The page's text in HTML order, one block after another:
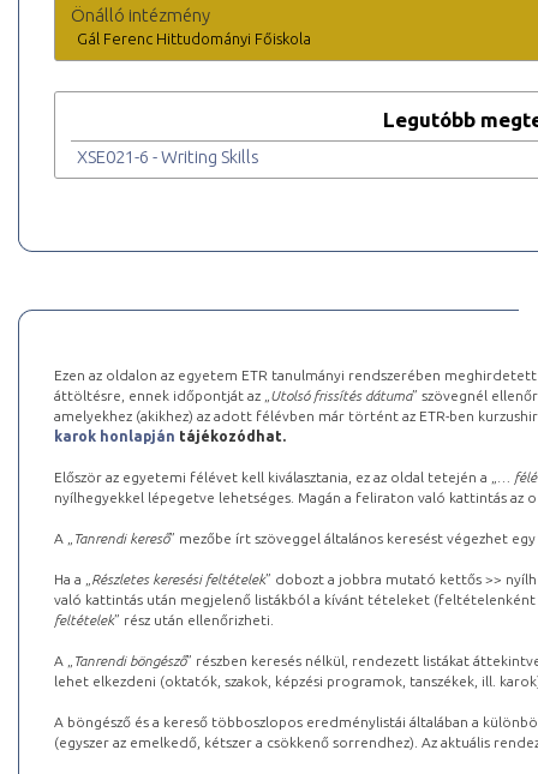
Önálló intézmény
Gál Ferenc Hittudományi Főiskola
Legutóbb
XSE021-6 - Writing Skills
Ezen az oldalon az egyetem ETR tanulmányi rendszerében
áttöltésre, ennek időpontját az „ Utolsó frissítés dátuma” szövegnél
amelyekhez (akikhez) az adott félévben már történt az ETR-ben
karok honlapján tájékozódhat.
Először az egyetemi félévet kell kiválasztania, ez az oldal tetején a „
…
nyílhegyekkel lépegetve lehetséges. Magán a feliraton való kattintás az
A „ Tanrendi kereső” mezőbe írt szöveggel általános keresést végezhet
Ha a „ Részletes keresési feltételek” dobozt a jobbra mutató kettős >>
való kattintás után megjelenő listákból a kívánt tételeket (feltételenként
feltételek” rész után ellenőrizheti.
A „ Tanrendi böngésző” részben keresés nélkül, rendezett listákat
lehet elkezdeni (oktatók, szakok, képzési programok, tanszékek, ill.
A böngésző és a kereső többoszlopos eredménylistái általában a
(egyszer az emelkedő, kétszer a csökkenő sorrendhez). Az aktuális